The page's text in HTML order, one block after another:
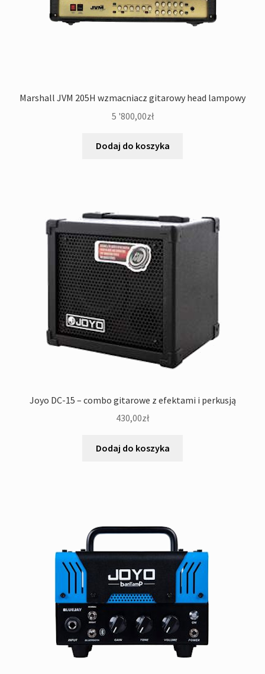
Marshall JVM 205H wzmacniacz gitarowy head lampowy
5 '800,00zł
Dodaj do koszyka
Joyo DC-15 – combo gitarowe z efektami i perkusją
430,00zł
Dodaj do koszyka